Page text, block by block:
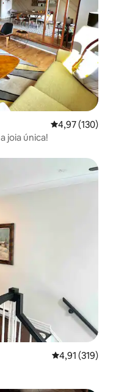
4,97 de uma
4,97 (130)
joia única!
4,91 de uma
4,91 (319)